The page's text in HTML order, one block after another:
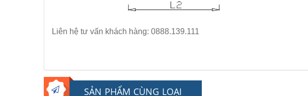
Liên hệ tư vấn khách hàng: 0888.139.111
SẢN PHẨM CÙNG LOẠI